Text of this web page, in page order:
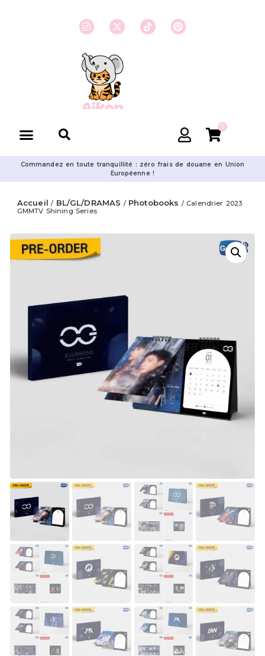
0
Commandez en toute tranquillité : zéro frais de douane en Union
Européenne !
Accueil / BL/GL/DRAMAS / Photobooks / Calendrier 2023
GMMTV Shining Series